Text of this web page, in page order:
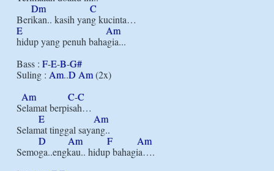
Dm
C
E
Am
hidup yang penuh bahagia...
Bass : F-E-B-G#
Suling : Am..D Am (2x)
Am
C-C
Selamat berpisah…
E
Am
Selamat tinggal sayang..
D
Am F
Am
Semoga..engkau.. hidup bahagia….